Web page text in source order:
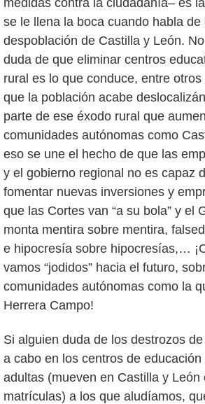
se le llena la boca cuando habla de
despoblación de Castilla y León.
duda de que eliminar centros
rural es lo que conduce, entre
que la población acabe
parte de ese éxodo rural que
comunidades autónomas como
eso se une el hecho de que las
y el gobierno regional no es capaz
fomentar nuevas inversiones y
que las Cortes van “a su bola” y el
monta mentira sobre mentira,
e hipocresía sobre hipocresías,…
vamos “jodidos” hacia el futuro,
comunidades autónomas como la
Herrera Campo!
Si alguien duda de los destrozos
a cabo en los centros de
adultas (mueven en Castilla y León
matrículas) a los que aludíamos,